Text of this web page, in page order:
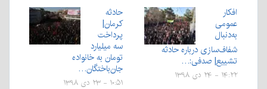
افکار
عمومی
به‌دنبال
شفاف‌سازی درباره حادثه
تشییع| صدفی:…
۱۴:۲۲ - ۲۴ دی ۱۳۹۸
حادثه
کرمان|
پرداخت
سه میلیارد
تومان به خانواده
جان‌باختگان…
۱۰:۵۱ - ۲۳ دی ۱۳۹۸